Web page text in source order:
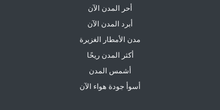
أحر المدن الآن
أبرد المدن الآن
مدن الأمطار الغزيرة
أكثر المدن ريحًا
أشمس المدن
أسوأ جودة هواء الآن